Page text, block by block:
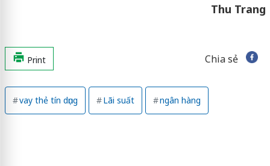
Thu Trang
Print Chia sẻ
vay thẻ tín dụng Lãi suất ngân hàng